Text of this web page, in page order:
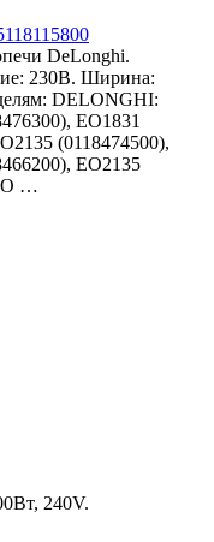
DeLonghi.
230В. Ширина:
DELONGHI:
EO1831
(0118474500),
EO2135
…
240V.